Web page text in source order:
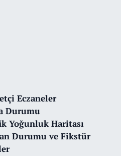
Eczaneler
Durumu
Yoğunluk Haritası
Durumu ve Fikstür